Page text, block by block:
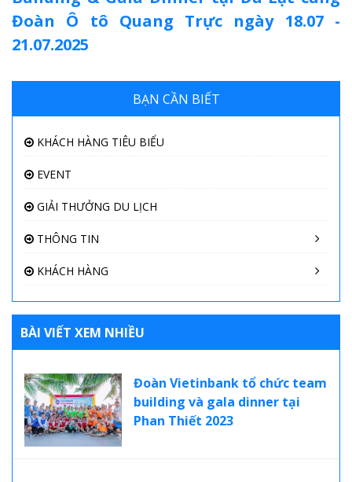
Đoàn Ô tô Quang Trực ngày 18.07 -
21.07.2025
BẠN CẦN BIẾT
KHÁCH HÀNG TIÊU BIỂU
EVENT
GIẢI THƯỞNG DU LỊCH
THÔNG TIN
KHÁCH HÀNG
BÀI VIẾT XEM NHIỀU
Đoàn Vietinbank tổ chức team
building và gala dinner tại
Phan Thiết 2023